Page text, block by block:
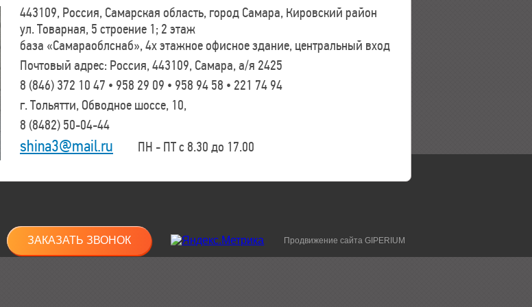
443109, Россия, Самарская область, город Самара, Кировский район
ул. Товарная, 5 строение 1; 2 этаж
база «Самараоблснаб», 4х этажное офисное здание, центральный вход
Почтовый адрес: Россия, 443109, Самара, а/я 2425
8 (846) 372 10 47 • 958 29 09 • 958 94 58 • 221 74 94
г. Тольятти, Обводное шоссе, 10,
8 (8482) 50-04-44
shina3@mail.ru ПН - ПТ с 8.30 до 17.00
ЗАКАЗАТЬ ЗВОНОК Продвижение сайта GIPERIUM